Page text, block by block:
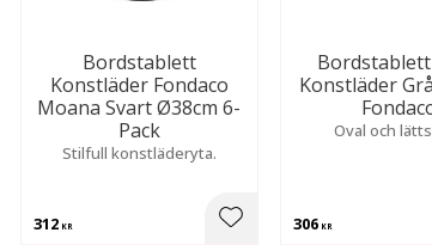
till i favoriter
Bordstablett
Konstläder Fondaco
Moana Svart Ø38cm 6-
Pack
Stilfull konstläderyta.
312KR Lägg till i favoriter
Konstläder
Oval och
306KR